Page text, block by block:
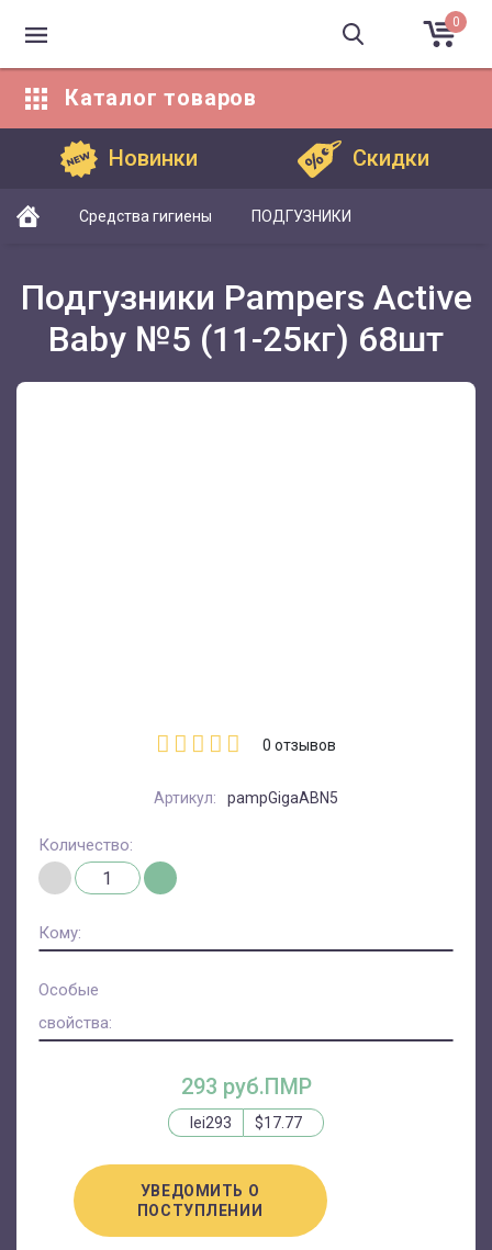
0
Каталог товаров
Новинки Скидки
Средства гигиены ПОДГУЗНИКИ
Подгузники Pampers Active
Baby №5 (11-25кг) 68шт
0 отзывов
Артикул: pampGigaABN5
293 руб.ПМР
lei293 $17.77
УВЕДОМИТЬ О
ПОСТУПЛЕНИИ
Количество:
Кому:
Особые
свойства: